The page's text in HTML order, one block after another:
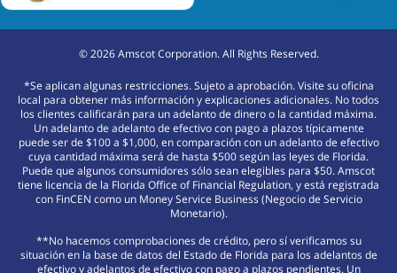
©2026Amscot Corporation. All Rights Reserved.
*Se aplican algunas restricciones. Sujeto a aprobación. Visite su oficina
local para obtener más información y explicaciones adicionales. No todos
los clientes calificarán para un adelanto de dinero o la cantidad máxima.
Un adelanto de adelanto de efectivo con pago a plazos típicamente
puede ser de $100 a $1,000, en comparación con un adelanto de efectivo
cuya cantidad máxima será de hasta $500 según las leyes de Florida.
Puede que algunos consumidores sólo sean elegibles para $50. Amscot
tiene licencia de la Florida Office of Financial Regulation, y está registrada
con FinCEN como un Money Service Business (Negocio de Servicio
Monetario).
**No hacemos comprobaciones de crédito, pero sí verificamos su
situación en la base de datos del Estado de Florida para los adelantos de
efectivo y adelantos de efectivo con pago a plazos pendientes. Un